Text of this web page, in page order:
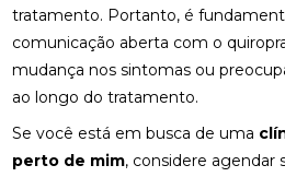
tratamento. Portanto, é
comunicação aberta com o
mudança nos sintomas ou
ao longo do tratamento.
Se você está em busca de uma
perto de mim, considere agendar
FISIOTERAPIA RESPIRATÓRIA
FISIOTERAPIA RESPIRATÓRIA DOMICILIAR EFICAZ:
SAIBA TUDO SOBRE O TEMA
FISIOTERAPIA RESPIRATÓRIA DOMICILIAR PARA
MELHORAR A QUALIDADE DE